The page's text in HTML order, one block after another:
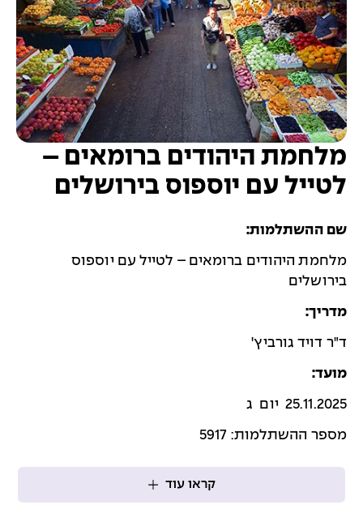
ח
י
פ
ו
ש
מלחמת היהודים ברומאים –
לטייל עם יוספוס בירושלים
שם ההשתלמות:
מלחמת היהודים ברומאים – לטייל עם יוספוס
בירושלים
מדריך:
ד"ר דויד גורביץ'
מועד:
25.11.2025 יום ג
מספר ההשתלמות: 5917
קראו עוד